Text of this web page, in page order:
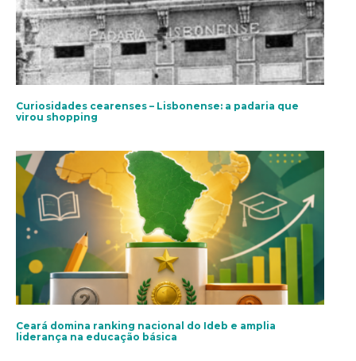
Curiosidades cearenses – Lisbonense: a padaria que
virou shopping
Ceará domina ranking nacional do Ideb e amplia
liderança na educação básica